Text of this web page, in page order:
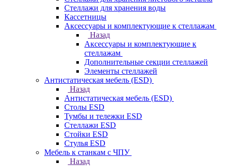
Стеллажи для хранения воды
Кассетницы
Аксесcуары и комплектующие к стеллажам
Назад
Аксесcуары и комплектующие к
стеллажам
Дополнительные секции стеллажей
Элементы стеллажей
Антистатическая мебель (ESD)
Назад
Антистатическая мебель (ESD)
Столы ESD
Тумбы и тележки ESD
Стеллажи ESD
Стойки ESD
Стулья ESD
Мебель к станкам с ЧПУ
Назад